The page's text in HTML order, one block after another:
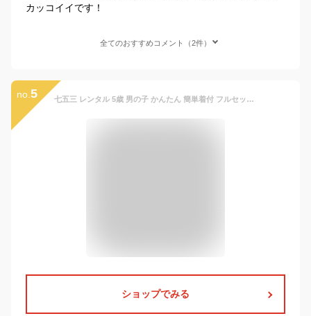
カッコイイです！
全てのおすすめコメント（2件）
no. 5 七五三 レンタル 5歳 男の子 かんたん 簡単着付 フルセット七五三 5歳 袴 レンタル フルセット 七五三 衣装 レンタル 袴サイズ 105cm 110cm 115cm 送料無料 化繊 青色 5121 【レンタル】
ショップでみる